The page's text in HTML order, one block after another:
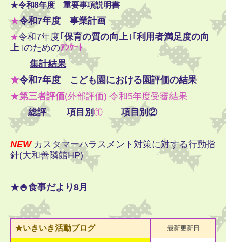
★令和8年度 重要事項説明書
★令和7年度 事業計画
★令和7年度｢ 保育の質の向上 ｣ ｢利用者満足度の向
上 ｣のためのｱﾝｹｰﾄ
集計結果
★令和7年度 こども園における園評価の結果
★第三者評価(外部評価) 令和5年度受審結果
総評
項目別 ① 項目別②
NEW カスタマーハラスメント対策に対する行動指
針(大和善隣館HP)
★🍚食事だより8月
★いきいき活動ブログ 最新更新日